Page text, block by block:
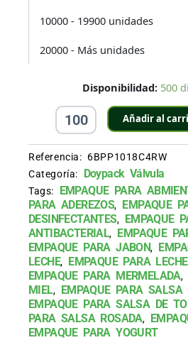
10000 - 19900 unidades
20000 - Más unidades
Disponibilidad: 500
250
ml
Metalizada
cantidad
Añadir al
Referencia: 6BPP1018C4RW
Categoría: Doypack Válvula
Tags: EMPAQUE PARA
PARA ADEREZOS, EMPAQUE
DESINFECTANTES, EMPAQUE
ANTIBACTERIAL, EMPAQUE
EMPAQUE PARA JABON,
LECHE, EMPAQUE PARA
EMPAQUE PARA MERMELADA,
MIEL, EMPAQUE PARA SALSA
EMPAQUE PARA SALSA DE
PARA SALSA ROSADA,
EMPAQUE PARA YOGURT